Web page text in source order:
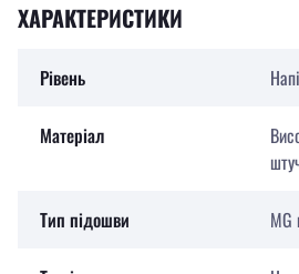
ХАРАКТЕРИСТИКИ
Рівень
Матеріал
Тип підошви MG